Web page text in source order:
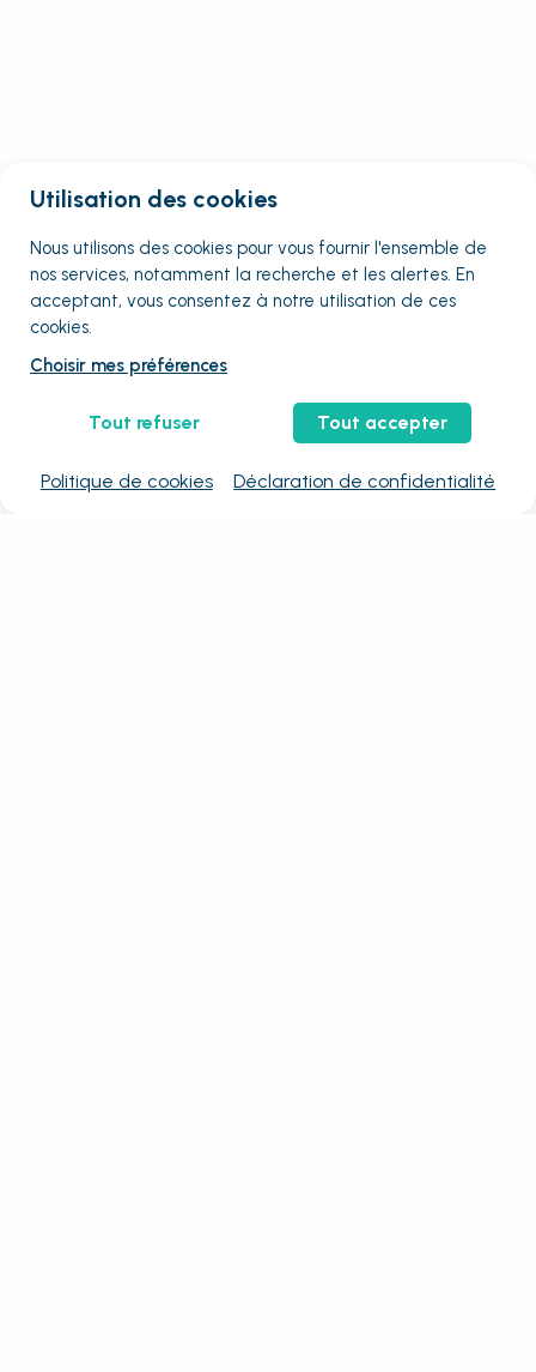
Utilisation des cookies
Nous utilisons des cookies pour vous fournir l'ensemble de
nos services, notamment la recherche et les alertes. En
acceptant, vous consentez à notre utilisation de ces
cookies.
Choisir mes préférences
Tout refuser Tout accepter
Politique de cookies Déclaration de confidentialité